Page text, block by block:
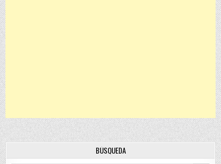
BÚSQUEDA